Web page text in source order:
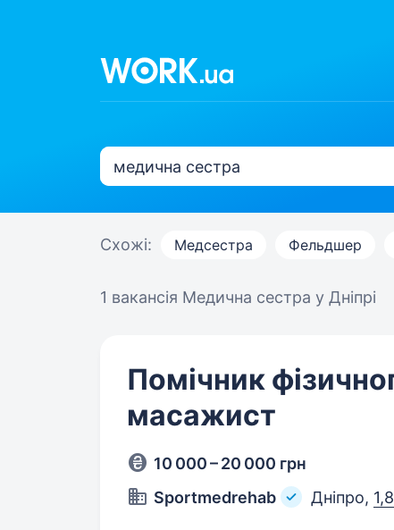
Схожі: Медсестра Фельдшер
1 вакансія Медична сестра у Дніпрі
Помічник
масажист
10 000 – 20 000 грн
Sportmedrehab
Дніпро,